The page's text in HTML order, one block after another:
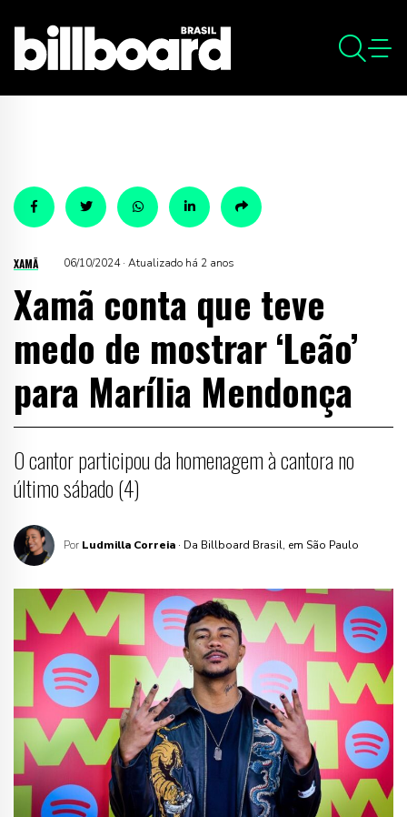
XAMÃ 06/10/2024 · Atualizado há 2 anos
Xamã conta que teve
medo de mostrar ‘Leão’
para Marília Mendonça
O cantor participou da homenagem à cantora no
último sábado (4)
Por Ludmilla Correia · Da Billboard Brasil, em São Paulo